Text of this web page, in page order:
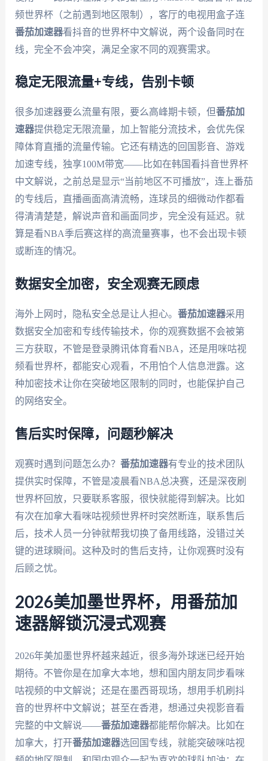
频世界杯（之前遇到地区限制），客厅的电视用盒子连
番茄加速器看抖音的世界杯中文解说，两个设备同时在
线，完全不会冲突，满足全家不同的观赛需求。
稳定无限流量+专线，告别卡顿
很多加速器要么流量有限，要么高峰期卡顿，但番茄加
速器提供稳定无限流量，加上智能分流技术，会优先保
障体育直播的流量传输。它还有精选的回国影音、游戏
加速专线，独享100M带宽——比如在韩国看抖音世界杯
中文解说，之前总是显示“当前地区不可播放”，连上番茄
的专线后，直播画面高清流畅，连球员的细微动作都看
得清清楚楚，解说声音和画面同步，完全没有延迟。就
算是看NBA季后赛这样的高流量赛事，也不会出现卡顿
或断连的情况。
数据安全加密，安全观赛无顾虑
海外上网时，隐私安全总是让人担心。 番茄加速器采用
数据安全加密和专线传输技术，你的观赛数据不会被第
三方获取，不管是登录腾讯体育看NBA，还是用咪咕视
频看世界杯，都能安心观看，不用怕个人信息泄露。这
种加密技术让你在突破地区限制的同时，也能保护自己
的网络安全。
售后实时保障，问题秒解决
观赛时遇到问题怎么办？ 番茄加速器有专业的技术团队
提供实时保障，不管是凌晨看NBA总决赛，还是深夜刷
世界杯回放，只要联系客服，很快就能得到解决。比如
有次在加拿大看咪咕视频世界杯时突然断连，联系售后
后，技术人员一分钟就帮我切换了备用线路，没错过关
键的进球瞬间。这种及时的售后支持，让你观赛时没有
后顾之忧。
2026美加墨世界杯，用番茄加
速器解锁沉浸式观赛
2026年美加墨世界杯越来越近，很多海外球迷已经开始
期待。不管你是在加拿大本地，想和国内朋友同步看咪
咕视频的中文解说；还是在墨西哥现场，想用手机刷抖
音的世界杯中文解说；甚至在香港，想通过央视影音看
完整的中文解说——番茄加速器都能帮你解决。比如在
加拿大，打开番茄加速器选回国专线，就能突破咪咕视